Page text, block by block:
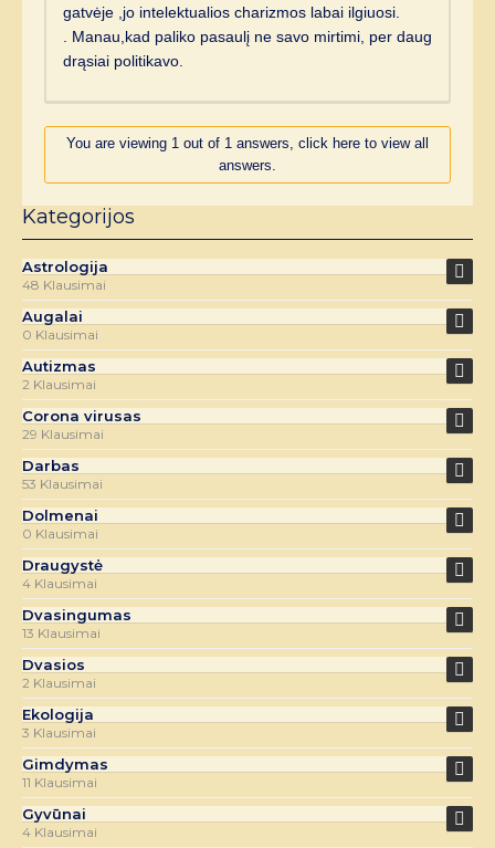
gatvėje ,jo intelektualios charizmos labai ilgiuosi.
. Manau,kad paliko pasaulį ne savo mirtimi, per daug
drąsiai politikavo.
You are viewing 1 out of 1 answers, click here to view all
answers.
Kategorijos
Astrologija
48 Klausimai
Augalai
0 Klausimai
Autizmas
2 Klausimai
Corona virusas
29 Klausimai
Darbas
53 Klausimai
Dolmenai
0 Klausimai
Draugystė
4 Klausimai
Dvasingumas
13 Klausimai
Dvasios
2 Klausimai
Ekologija
3 Klausimai
Gimdymas
11 Klausimai
Gyvūnai
4 Klausimai